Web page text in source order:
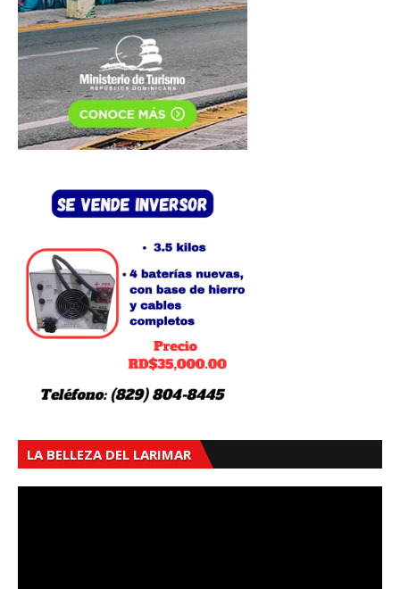
LA BELLEZA DEL LARIMAR